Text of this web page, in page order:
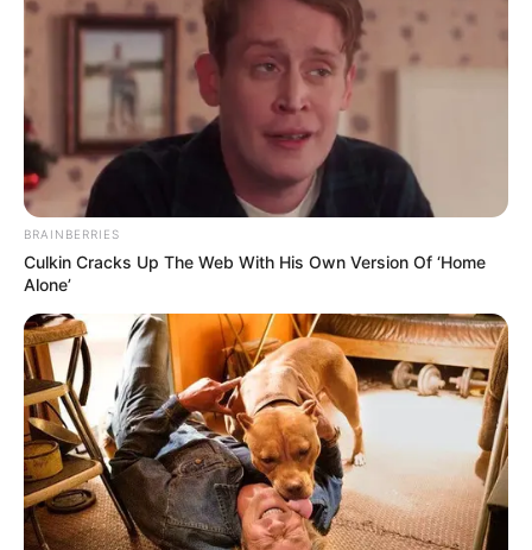
BRAINBERRIES
Culkin Cracks Up The Web With His Own Version Of ‘Home
Alone’